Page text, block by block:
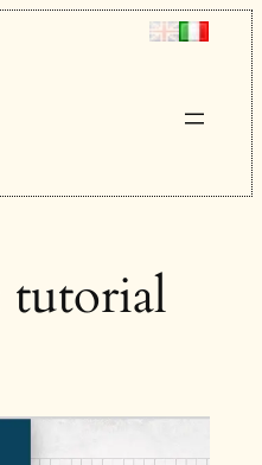
tutorial